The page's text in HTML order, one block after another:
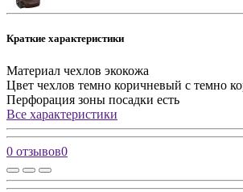
Краткие характеристики
Материал чехлов экокожа
Цвет чехлов темно коричневый с темно
Перфорация зоны посадки есть
Все характеристики
0 отзывов0